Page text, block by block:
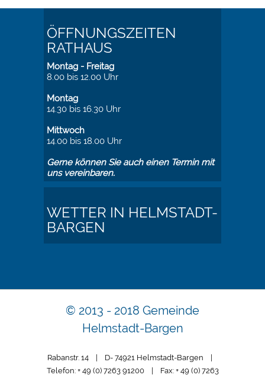
ÖFFNUNGSZEITEN
RATHAUS
Montag - Freitag
8.00 bis 12.00 Uhr
Montag
14.30 bis 16.30 Uhr
Mittwoch
14.00 bis 18.00 Uhr
Gerne können Sie auch einen Termin mit
uns vereinbaren.
WETTER IN HELMSTADT-
BARGEN
© 2013 - 2018 Gemeinde
Helmstadt-Bargen
Rabanstr. 14 | D- 74921 Helmstadt-Bargen |
Telefon: + 49 (0) 7263 91200 | Fax: + 49 (0) 7263